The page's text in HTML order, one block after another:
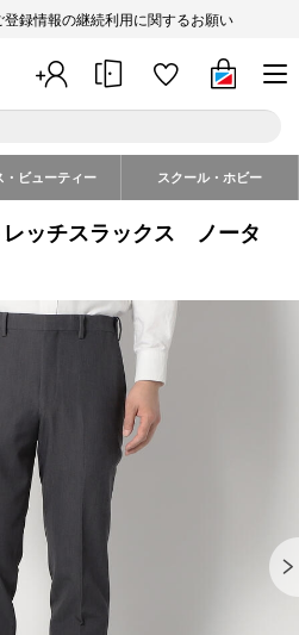
登録情報の継続利用に関するお願い
・ビューティー スクール・ホビー
ッチスラックス ノータ